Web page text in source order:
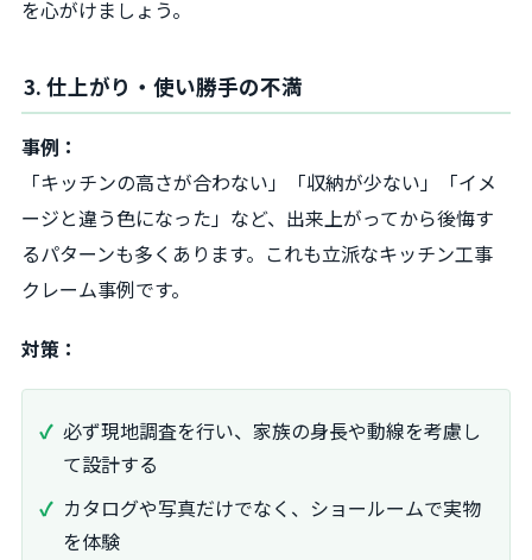
を心がけましょう。
3. 仕上がり・使い勝手の不満
事例：
「キッチンの高さが合わない」「収納が少ない」「イメ
ージと違う色になった」など、出来上がってから後悔す
るパターンも多くあります。これも立派なキッチン工事
クレーム事例です。
対策：
必ず現地調査を行い、家族の身長や動線を考慮し
て設計する
カタログや写真だけでなく、ショールームで実物
を体験